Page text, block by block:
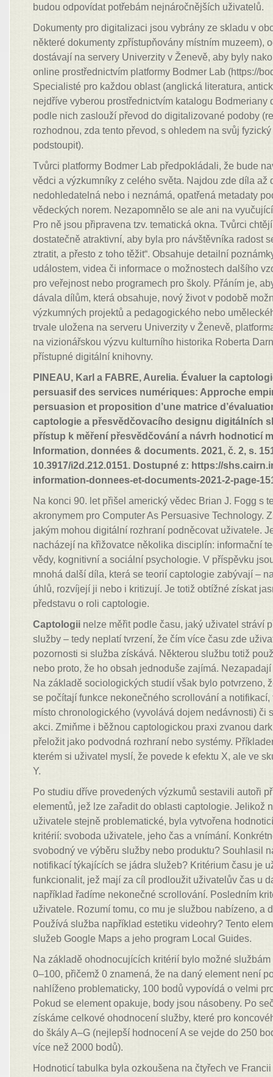
budou odpovídat potřebám nejnáročnějších uživatelů.
Dokumenty pro digitalizaci jsou vybrány ze skladu v
některé dokumenty zpřístupňovány místním muzeem),
dostávají na servery Univerzity v Ženevě, aby byly
online prostřednictvím platformy Bodmer Lab (https://
Specialisté pro každou oblast (anglická literatura,
nejdříve vyberou prostřednictvím katalogu Bodmeriany
podle nich zaslouží převod do digitalizované podoby
rozhodnou, zda tento převod, s ohledem na svůj
podstoupit).
Tvůrci platformy Bodmer Lab předpokládali, že bude
vědci a výzkumníky z celého světa. Najdou zde díla až
nedohledatelná nebo i neznámá, opatřená metadaty
vědeckých norem. Nezapomnělo se ale ani na
Pro ně jsou připravena tzv. tematická okna. Tvůrci
dostatečně atraktivní, aby byla pro návštěvníka radost
ztratit, a přesto z toho těžit“. Obsahuje detailní
událostem, videa či informace o možnostech dalšího
pro veřejnost nebo programech pro školy. Přáním je,
dávala dílům, která obsahuje, nový život v podobě
výzkumných projektů a pedagogického nebo
trvale uložena na serveru Univerzity v Ženevě,
na vizionářskou výzvu kulturního historika Roberta
přístupné digitální knihovny.
PINEAU, Karl a FABRE, Aurelia. Évaluer la
persuasif des services numériques: Approche
persuasion et proposition d’une matrice
captologie a přesvědčovacího designu digitálních
přístup k měření přesvědčování a návrh hodnoticí
Information, données & documents. 2021, č. 2, s.
10.3917/i2d.212.0151. Dostupné z: https://
information-donnees-et-documents-2021-2-page-
Na konci 90. let přišel americký vědec Brian J. Fogg s
akronymem pro Computer As Persuasive Technology.
jakým mohou digitální rozhraní podněcovat uživatele.
nacházejí na křižovatce několika disciplín: informační
vědy, kognitivní a sociální psychologie. V příspěvku
mnohá další díla, která se teorií captologie zabývají –
úhlů, rozvíjejí ji nebo i kritizují. Je totiž obtížné získat
představu o roli captologie.
Captologii nelze měřit podle času, jaký uživatel stráví
služby – tedy neplatí tvrzení, že čím více času zde
pozornosti si služba získává. Některou službu totiž
nebo proto, že ho obsah jednoduše zajímá.
Na základě sociologických studií však bylo potvrzeno,
se počítají funkce nekonečného scrollování a
místo chronologického (vyvolává dojem nedávnosti) či
akci. Zmiňme i běžnou captologickou praxi zvanou
přeložit jako podvodná rozhraní nebo systémy.
kterém si uživatel myslí, že povede k efektu X, ale ve
Y.
Po studiu dříve provedených výzkumů sestavili autoři
elementů, jež lze zařadit do oblasti captologie. Jelikož
uživatele stejně problematické, byla vytvořena
kritérií: svoboda uživatele, jeho čas a vnímání.
svobodný ve výběru služby nebo produktu? Souhlasil
notifikací týkajících se jádra služeb? Kritérium času je
funkcionalit, jež mají za cíl prodloužit uživatelův čas u
například řadíme nekonečné scrollování. Posledním
uživatele. Rozumí tomu, co mu je službou nabízeno, a
Používá služba například estetiku videohry? Tento
služeb Google Maps a jeho program Local Guides.
Na základě ohodnocujících kritérií bylo možné
0–100, přičemž 0 znamená, že na daný element není
nahlíženo problematicky, 100 bodů vypovídá o velmi
Pokud se element opakuje, body jsou násobeny. Po
získáme celkové ohodnocení služby, které pro
do škály A–G (nejlepší hodnocení A se vejde do 250
více než 2000 bodů).
Hodnoticí tabulka byla ozkoušena na čtyřech ve